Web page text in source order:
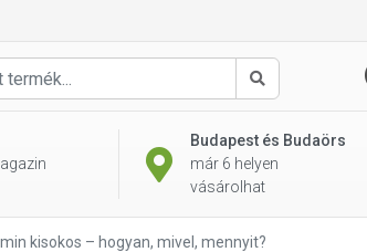
Keresés
Budapest és Budaörs
már 6 helyen
vásárolhat
kisokos – hogyan, mivel, mennyit?